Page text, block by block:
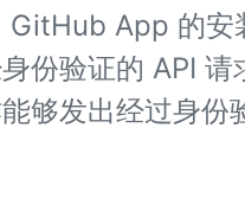
GitHub App 的
份验证的 API
够发出经过身份